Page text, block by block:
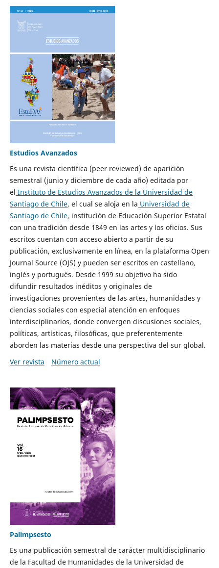
Estudios Avanzados
Es una revista científica (peer reviewed) de aparición
semestral (junio y diciembre de cada año) editada por
el Instituto de Estudios Avanzados de la Universidad de
Santiago de Chile, el cual se aloja en la Universidad de
Santiago de Chile, institución de Educación Superior Estatal
con una tradición desde 1849 en las artes y los oficios. Sus
escritos cuentan con acceso abierto a partir de su
publicación, exclusivamente en línea, en la plataforma Open
Journal Source (OJS) y pueden ser escritos en castellano,
inglés y portugués. Desde 1999 su objetivo ha sido
difundir resultados inéditos y originales de
investigaciones provenientes de las artes, humanidades y
ciencias sociales con especial atención en enfoques
interdisciplinarios, donde convergen discusiones sociales,
políticas, artísticas, filosóficas, que preferentemente
aborden las materias desde una perspectiva del sur global.
Ver revista
Número actual
Palimpsesto
Es una publicación semestral de carácter multidisciplinario
de la Facultad de Humanidades de la Universidad de